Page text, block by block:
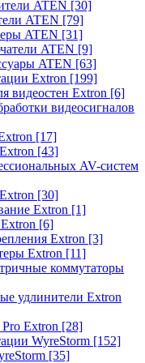
ATEN [30]
ATEN [79]
ATEN [31]
ATEN [9]
ATEN [63]
Extron [199]
видеостен Extron [6]
видеосигналов
[17]
[43]
AV-систем
[30]
Extron [1]
[6]
Extron [3]
Extron [11]
коммутаторы
удлинители Extron
Extron [28]
WyreStorm [152]
[35]